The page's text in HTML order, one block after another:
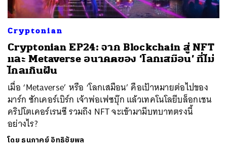
Cryptonian
Cryptonian EP24: จาก Blockchain สู่ NFT
และ Metaverse อนาคตของ ‘โลกเสมือน’ ที่ไม่
ไกลเกินฝัน
เมื่อ ‘Metaverse’ หรือ ‘โลกเสมือน’ คือเป้าหมายต่อไปของ
มาร์ก ซักเคอร์เบิร์ก เจ้าพ่อเฟซบุ๊ก แล้วเทคโนโลยีบล็อกเชน
คริปโตเคอร์เรนซี รวมถึง NFT จะเข้ามามีบทบาทตรงนี้
อย่างไร?
โดย ธนภาคย์ อิทธิชัยพล